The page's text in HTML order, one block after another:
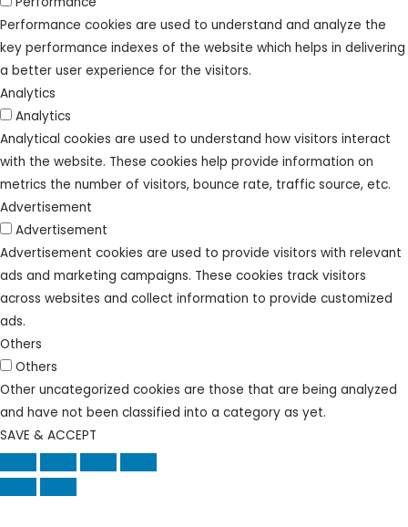
Performance cookies are used to understand and analyze the
key performance indexes of the website which helps in delivering
a better user experience for the visitors.
Analytics
Analytics
Analytical cookies are used to understand how visitors interact
with the website. These cookies help provide information on
metrics the number of visitors, bounce rate, traffic source, etc.
Advertisement
Advertisement
Advertisement cookies are used to provide visitors with relevant
ads and marketing campaigns. These cookies track visitors
across websites and collect information to provide customized
ads.
Others
Others
Other uncategorized cookies are those that are being analyzed
and have not been classified into a category as yet.
SAVE & ACCEPT